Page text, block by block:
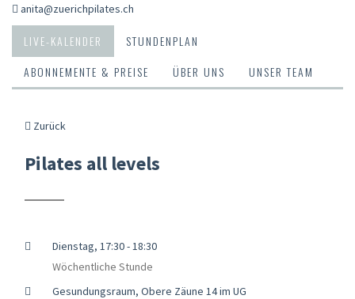
anita@zuerichpilates.ch
LIVE-KALENDER
STUNDENPLAN
ABONNEMENTE & PREISE
ÜBER UNS UNSER TEAM
Zurück
Pilates all levels
Dienstag, 17:30 - 18:30
Wöchentliche Stunde
Gesundungsraum, Obere Zäune 14 im UG